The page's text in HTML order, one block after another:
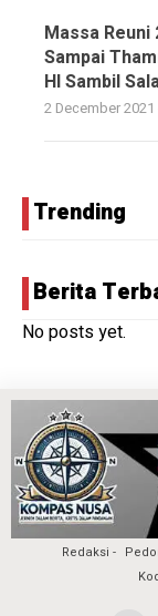
Massa Reuni
Sampai
HI Sambil
2 December 2021
Trending
Berita
No posts yet.
Redaksi